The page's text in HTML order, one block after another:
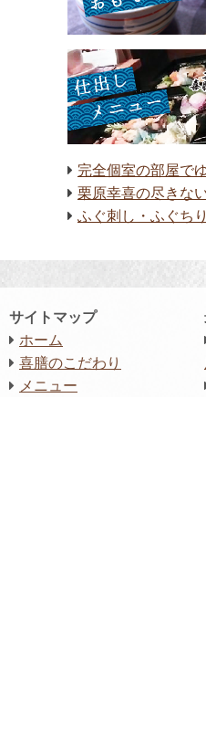
完全個室の部屋で
栗原幸喜の尽きな
ふぐ刺し・ふぐち
サイトマップ
ホーム
喜膳のこだわり
メニュー